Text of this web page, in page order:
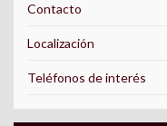
Contacto
Localización
Teléfonos de interés